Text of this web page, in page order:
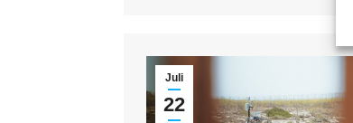
Juli
22